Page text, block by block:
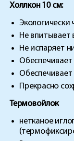
Холлкон 10 см:
Экологически
Не впитывает
Не испаряет
Прекрасно
Термовойлок
нетканое